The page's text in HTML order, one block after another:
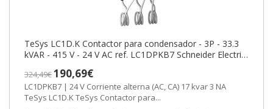
TeSys LC1D.K Contactor para condensador - 3P - 33.3
kVAR - 415 V - 24 V AC ref. LC1DPKB7 Schneider Electric
324,49€190,69€
LC1DPKB7 | 24 V Corriente alterna (AC, CA) 17 kvar 3 NA
TeSys LC1D.K TeSys Contactor para...